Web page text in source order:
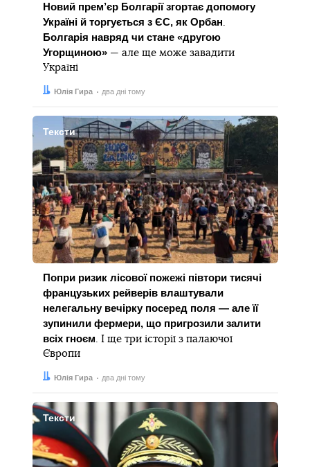
Новий прем’єр Болгарії згортає допомогу
Україні й торгується з ЄС, як Орбан.
Болгарія навряд чи стане «другою
Угорщиною» — але ще може завадити
Україні
Автор:Юлія Гира
Дата: два дні тому
Тексти
Попри ризик лісової пожежі півтори тисячі
французьких рейверів влаштували
нелегальну вечірку посеред поля — але її
зупинили фермери, що пригрозили залити
всіх гноєм. І ще три історії з палаючої
Європи
Автор:Юлія Гира
Дата: два дні тому
Тексти